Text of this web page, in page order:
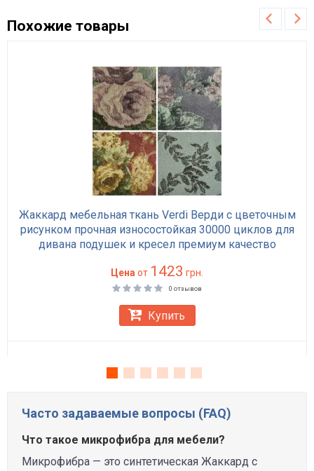
Похожие товары
Жаккард мебельная ткань Verdi Верди с цветочным
рисунком прочная износостойкая 30000 циклов для
дивана подушек и кресел премиум качество
Цена от 1423 грн.
0 отзывов
Купить
Часто задаваемые вопросы (FAQ)
Что такое микрофибра для мебели?
Микрофибра — это синтетическая Жаккард с